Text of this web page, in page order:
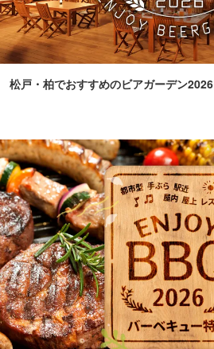
松戸・柏でおすすめのビアガーデン2026